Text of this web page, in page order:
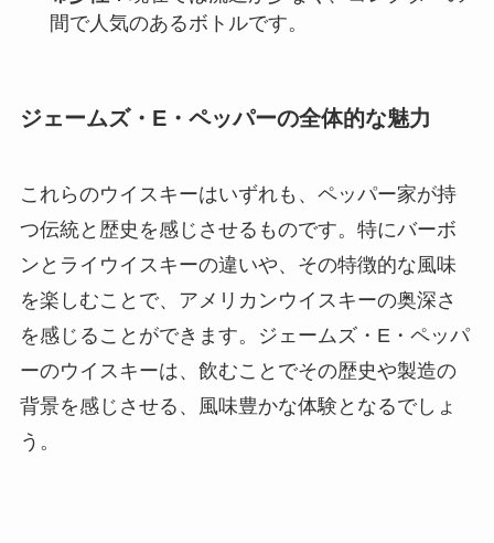
間で人気のあるボトルです。
ジェームズ・E・ペッパーの全体的な魅力
これらのウイスキーはいずれも、ペッパー家が持
つ伝統と歴史を感じさせるものです。特にバーボ
ンとライウイスキーの違いや、その特徴的な風味
を楽しむことで、アメリカンウイスキーの奥深さ
を感じることができます。ジェームズ・E・ペッパ
ーのウイスキーは、飲むことでその歴史や製造の
背景を感じさせる、風味豊かな体験となるでしょ
う。